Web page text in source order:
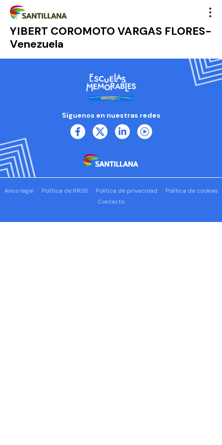
YIBERT COROMOTO VARGAS FLORES-
Venezuela
Síguenos en nuestras redes
Aviso legal Política de RRSS Política de privacidad
Política de cookies
Contacto